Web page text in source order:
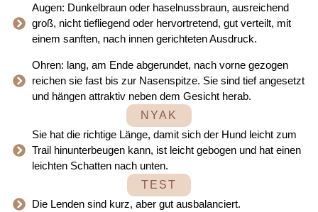
Augen: Dunkelbraun oder haselnussbraun, ausreichend
groß, nicht tiefliegend oder hervortretend, gut verteilt, mit
einem sanften, nach innen gerichteten Ausdruck.
Ohren: lang, am Ende abgerundet, nach vorne gezogen
reichen sie fast bis zur Nasenspitze. Sie sind tief angesetzt
und hängen attraktiv neben dem Gesicht herab.
NYAK
Sie hat die richtige Länge, damit sich der Hund leicht zum
Trail hinunterbeugen kann, ist leicht gebogen und hat einen
leichten Schatten nach unten.
TEST
Die Lenden sind kurz, aber gut ausbalanciert.